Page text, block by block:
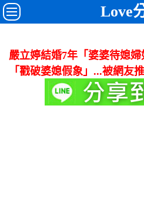
Love
嚴立婷結婚7年「婆婆待媳
「戳破婆媳假象」...被網友